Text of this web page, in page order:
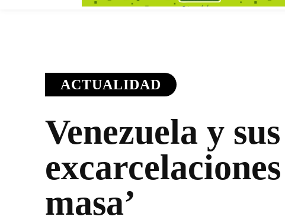
ACTUALIDAD
Venezuela y sus
excarcelaciones
masa’